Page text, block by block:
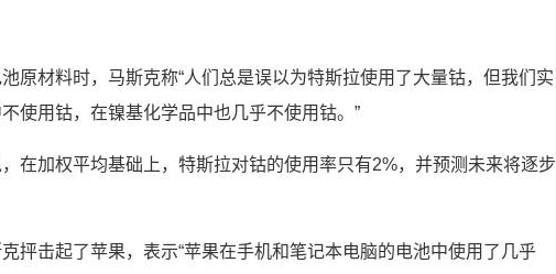
原材料时，马斯克称“人们总是误以为特斯拉使用了大量钴，但我们实
使用钴，在镍基化学品中也几乎不使用钴。”
在加权平均基础上，特斯拉对钴的使用率只有2%，并预测未来将逐步
抨击起了苹果，表示“苹果在手机和笔记本电脑的电池中使用了几乎